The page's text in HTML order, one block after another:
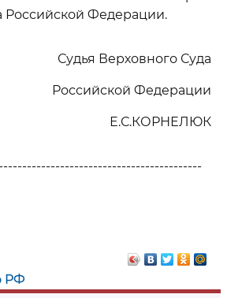
РФ
Российской Федерации.
Судья Верховного Суда
Российской Федерации
Е.С.КОРНЕЛЮК